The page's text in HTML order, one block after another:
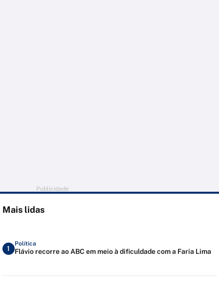
Publicidade
Mais lidas
1
Política
Flávio recorre ao ABC em meio à dificuldade com a Faria Lima